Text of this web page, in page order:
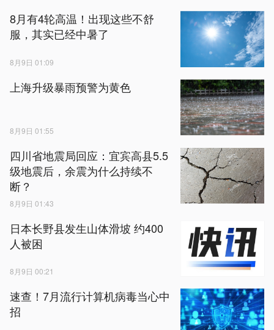
8月有4轮高温！出现这些不舒
服，其实已经中暑了
8月9日 01:09
上海升级暴雨预警为黄色
8月9日 01:55
四川省地震局回应：宜宾高县5.5
级地震后，余震为什么持续不
断？
8月9日 01:43
日本长野县发生山体滑坡 约400
人被困
8月9日 00:21
速查！7月流行计算机病毒当心中
招